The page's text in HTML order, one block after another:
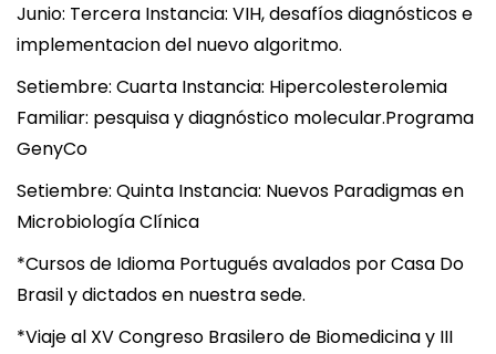
Junio: Tercera Instancia: VIH, desafíos diagnósticos e
implementacion del nuevo algoritmo.
Setiembre: Cuarta Instancia: Hipercolesterolemia
Familiar: pesquisa y diagnóstico molecular.Programa
GenyCo
Setiembre: Quinta Instancia: Nuevos Paradigmas en
Microbiología Clínica
*Cursos de Idioma Portugués avalados por Casa Do
Brasil y dictados en nuestra sede.
*Viaje al XV Congreso Brasilero de Biomedicina y III